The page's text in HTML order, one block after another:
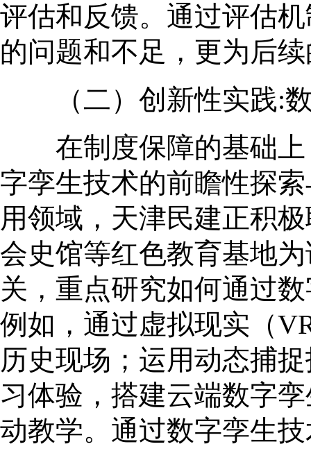
评估和反馈。通过评估
的问题和不足，更为后
（二）创新性实践:数
在制度保障的基础上
字孪生技术的前瞻性探
用领域，天津民建正积
会史馆等红色教育基地
关，重点研究如何通过
例如，通过虚拟现实（
历史现场；运用动态捕
习体验，搭建云端数字
动教学。通过数字孪生